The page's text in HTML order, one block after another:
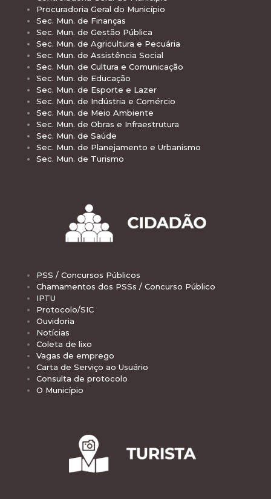
Procuradoria Geral do Município
Sec. Mun. de Finanças
Sec. Mun. de Gestão Pública
Sec. Mun. de Agricultura e Pecuária
Sec. Mun. de Assistência Social
Sec. Mun. de Cultura e Comunicação
Sec. Mun. de Educação
Sec. Mun. de Esporte e Lazer
Sec. Mun. de Indústria e Comércio
Sec. Mun. de Meio Ambiente
Sec. Mun. de Obras e Infraestrutura
Sec. Mun. de Saúde
Sec. Mun. de Planejamento e Urbanismo
Sec. Mun. de Turismo
PSS / Concursos Públicos
Chamamentos dos PSSs / Concurso Público
IPTU
Protocolo/SIC
Ouvidoria
Notícias
Coleta de lixo
Vagas de emprego
Carta de Serviço ao Usuário
Consulta de protocolo
O Município